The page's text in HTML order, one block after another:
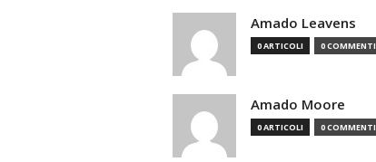
Amado Leavens
0 ARTICOLI 0 COMMENTI
Amado Moore
0 ARTICOLI 0 COMMENTI